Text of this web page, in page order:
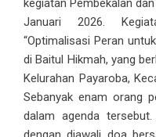
kegiatan Pembekalan
Januari 2026.
“Optimalisasi Peran
di Baitul Hikmah, yang
Kelurahan Payaroba,
Sebanyak enam orang
dalam agenda